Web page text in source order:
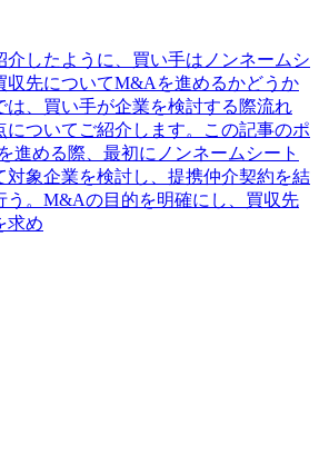
介したように、買い手はノンネームシ
収先についてM&Aを進めるかどうか
は、買い手が企業を検討する際流れ
についてご紹介します。この記事のポ
進める際、最初にノンネームシート
対象企業を検討し、提携仲介契約を結
う。M&Aの目的を明確にし、買収先
求め